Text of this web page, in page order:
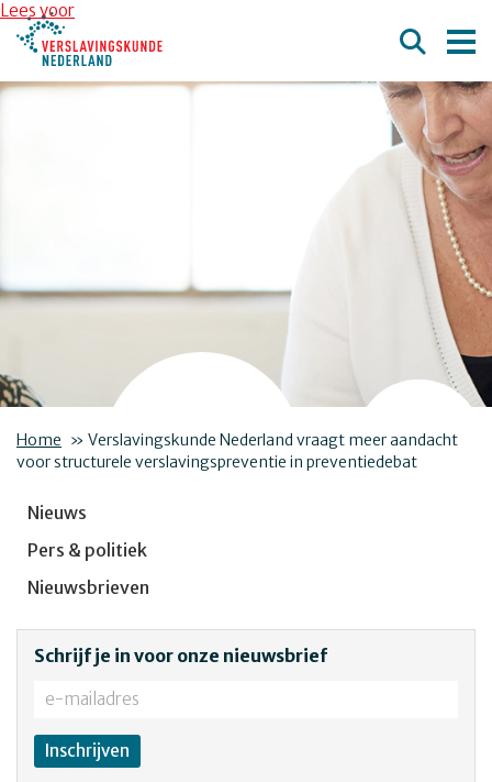
Lees voor
Overslaan en naar de inhoud gaan
Direct naar de hoofdnavigatie
Home » Verslavingskunde Nederland vraagt meer aandacht
voor structurele verslavingspreventie in preventiedebat
Nieuws
Pers & politiek
Nieuwsbrieven
Schrijf je in voor onze nieuwsbrief